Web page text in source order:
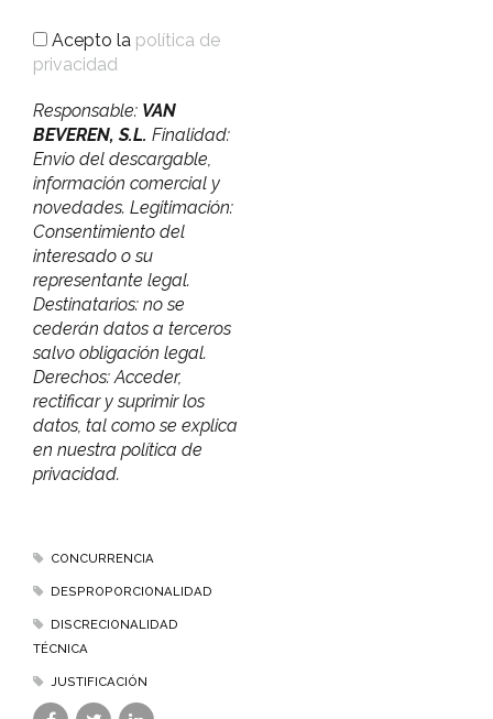
Acepto la política de
privacidad
Responsable: VAN
BEVEREN, S.L. Finalidad:
Envío del descargable,
información comercial y
novedades. Legitimación:
Consentimiento del
interesado o su
representante legal.
Destinatarios: no se
cederán datos a terceros
salvo obligación legal.
Derechos: Acceder,
rectificar y suprimir los
datos, tal como se explica
en nuestra política de
privacidad.
CONCURRENCIA
DESPROPORCIONALIDAD
DISCRECIONALIDAD
TÉCNICA
JUSTIFICACIÓN